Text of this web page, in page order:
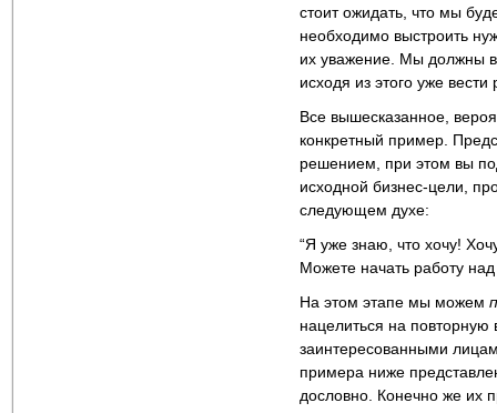
стоит ожидать, что мы
необходимо выстроить
их уважение. Мы должны
исходя из этого уже
Все вышесказанное,
конкретный пример.
решением, при этом вы
исходной бизнес-цели,
следующем духе:
“Я уже знаю, что хочу!
Можете начать работу
На этом этапе мы можем
нацелиться на
заинтересованными
примера ниже
дословно. Конечно же их